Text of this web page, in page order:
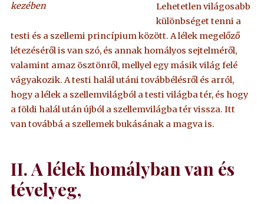
kezében
Lehetetlen világosabb
különbséget tenni a
testi és a szellemi princípium között. A lélek megelőző
létezéséről is van szó, és annak homályos sejtelméről,
valamint amaz ösztönről, mellyel egy másik világ felé
vágyakozik. A testi halál utáni továbbélésről és arról,
hogy a lélek a szellemvilágból a testi világba tér, és hogy
a földi halál után újból a szellemvilágba tér vissza. Itt
van továbbá a szellemek bukásának a magva is.
II. A lélek homályban van és
tévelyeg,